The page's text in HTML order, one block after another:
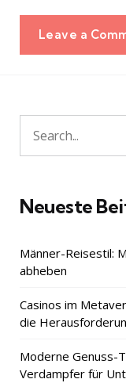
Leave a
Search
for:
Neueste
Männer-Reisestil:
abheben
Casinos im
die
Moderne Genuss-
Verdampfer für